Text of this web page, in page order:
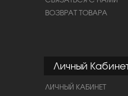
ВОЗВРАТ ТОВАРА
Личный
ЛИЧНЫЙ КАБИНЕТ